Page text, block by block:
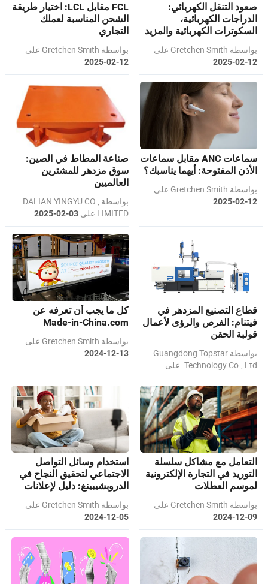
صعود التنقل الكهربائي:
الدراجات الكهربائية،
السكوترات الكهربائية والمزيد
بواسطة Gretchen Smith على
2025-02-12
FCL مقابل LCL: اختيار طريقة
الشحن المناسبة لعملك
التجاري
بواسطة Gretchen Smith على
2025-02-12
سماعات ANC مقابل سماعات
الأذن المفتوحة: أيهما يناسبك؟
بواسطة Gretchen Smith على
2025-02-12
صناعة المطاط في الصين:
سوق مزدهر للمشترين
العالميين
بواسطة DALIAN YINGYU CO.,
LIMITED على
2025-02-03
قطاع التصنيع المزدهر في
فيتنام: الفرص والرؤى لأعمال
قولبة الحقن
بواسطة Guangdong Topstar
Technology Co., Ltd. على
2025-01-13
كل ما يجب أن تعرفه عن
Made-in-China.com
بواسطة Gretchen Smith على
2024-12-13
التعامل مع مشاكل سلسلة
التوريد في التجارة الإلكترونية
لموسم العطلات
بواسطة Gretchen Smith على
2024-12-09
استخدام وسائل التواصل
الاجتماعي لتحقيق النجاح في
الدروبشيبينغ: دليل لإعلانات
بواسطة Gretchen Smith على
2024-12-05